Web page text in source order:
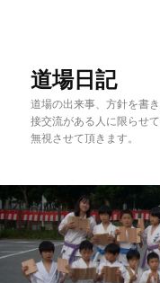
道場日記
道場の出来事、方針を書
接交流がある人に限らせ
無視させて頂きます。